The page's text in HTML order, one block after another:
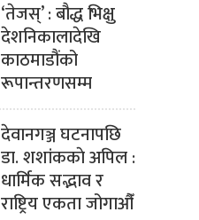
‘तेजस्’ : बौद्ध भिक्षु
देशनिकालादेखि
काठमाडौंको
रूपान्तरणसम्म
देवानगञ्ज घटनापछि
डा. शशांककाे अपिल :
धार्मिक सद्भाव र
राष्ट्रिय एकता जोगाऔँ